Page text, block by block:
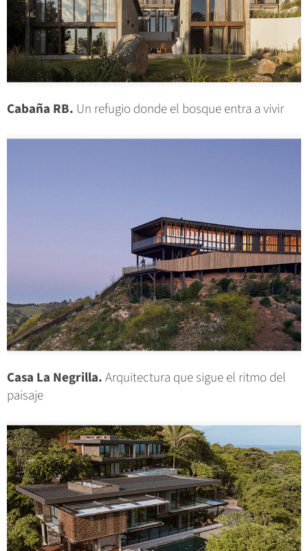
Cabaña RB. Un refugio donde el bosque entra a vivir
Casa La Negrilla.Arquitectura que sigue el ritmo del
paisaje